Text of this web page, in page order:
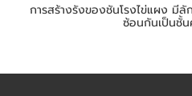
การสร้างรังของชันโรงไข่แผง มี
ซ้อนกันเป็นชั้